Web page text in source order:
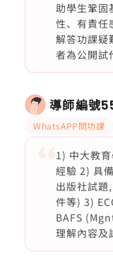
助學生鞏固
性、有責任
解答功課疑
者為公開試
導師編號
WhatsAPP問功課
1) 中大教
經驗 2) 具
出版社試
件等) 3)
BAFS
理解內容及